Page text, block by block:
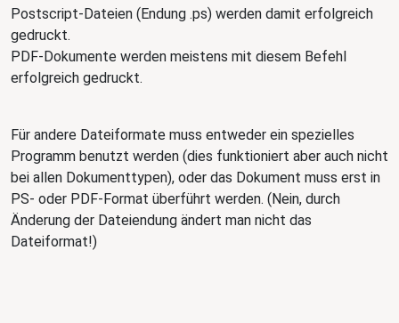
Postscript-Dateien (Endung .ps) werden damit erfolgreich
gedruckt.
PDF-Dokumente werden meistens mit diesem Befehl
erfolgreich gedruckt.
Für andere Dateiformate muss entweder ein spezielles
Programm benutzt werden (dies funktioniert aber auch nicht
bei allen Dokumenttypen), oder das Dokument muss erst in
PS- oder PDF-Format überführt werden. (Nein, durch
Änderung der Dateiendung ändert man nicht das
Dateiformat!)